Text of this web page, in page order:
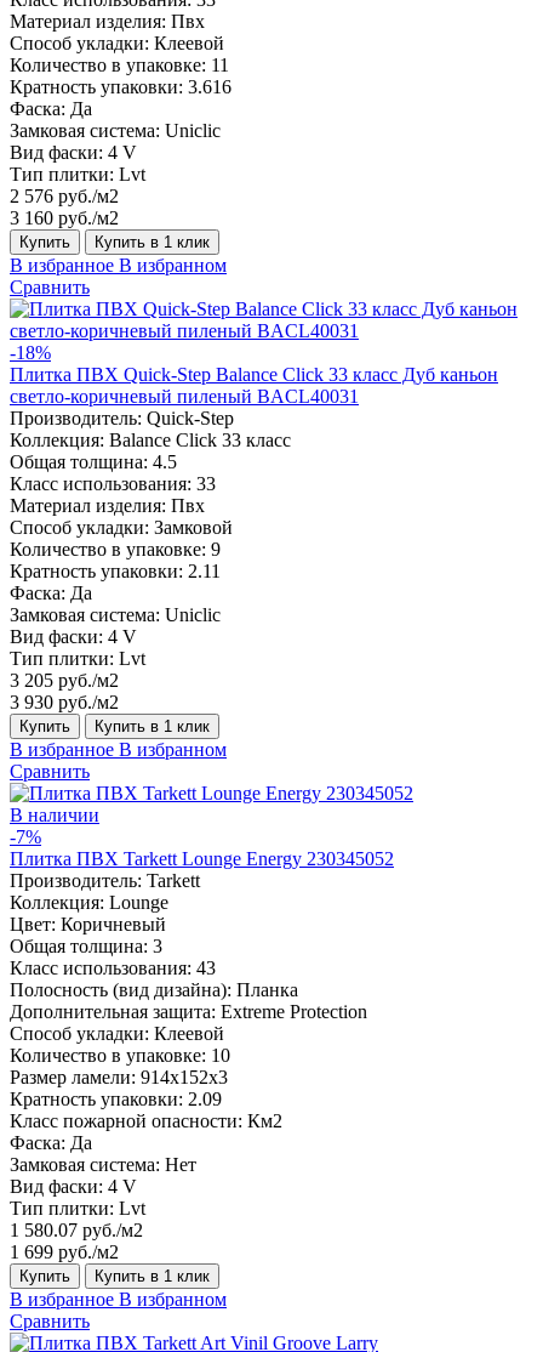
Материал изделия: Пвх
Способ укладки: Клеевой
Количество в упаковке: 11
Кратность упаковки: 3.616
Фаска: Да
Замковая система: Uniclic
Вид фаски: 4 V
Тип плитки: Lvt
2 576 руб./м2
3 160 руб./м2
Купить Купить в 1 клик
В избранное В избранном
Сравнить
-18%
Плитка ПВХ Quick-Step Balance Click 33 класс Дуб каньон
светло-коричневый пиленый BACL40031
Производитель: Quick-Step
Коллекция: Balance Click 33 класс
Общая толщина: 4.5
Класс использования: 33
Материал изделия: Пвх
Способ укладки: Замковой
Количество в упаковке: 9
Кратность упаковки: 2.11
Фаска: Да
Замковая система: Uniclic
Вид фаски: 4 V
Тип плитки: Lvt
3 205 руб./м2
3 930 руб./м2
Купить Купить в 1 клик
В избранное В избранном
Сравнить
В наличии
-7%
Плитка ПВХ Tarkett Lounge Energy 230345052
Производитель: Tarkett
Коллекция: Lounge
Цвет: Коричневый
Общая толщина: 3
Класс использования: 43
Полосность (вид дизайна): Планка
Дополнительная защита: Extreme Protection
Способ укладки: Клеевой
Количество в упаковке: 10
Размер ламели: 914x152x3
Кратность упаковки: 2.09
Класс пожарной опасности: Км2
Фаска: Да
Замковая система: Нет
Вид фаски: 4 V
Тип плитки: Lvt
1 580.07 руб./м2
1 699 руб./м2
Купить Купить в 1 клик
В избранное В избранном
Сравнить